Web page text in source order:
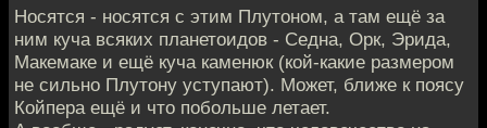
Носятся - носятся с этим Плутоном, а там ещё за
ним куча всяких планетоидов - Седна, Орк, Эрида,
Макемаке и ещё куча каменюк (кой-какие размером
не сильно Плутону уступают). Может, ближе к поясу
Койпера ещё и что побольше летает.